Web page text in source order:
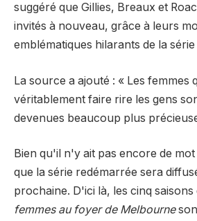
suggéré que Gillies, Breaux et
invités à nouveau, grâce à leurs
emblématiques hilarants de la
La source a ajouté : « Les femmes
véritablement faire rire les gens
devenues beaucoup plus
Bien qu'il n'y ait pas encore de
que la série redémarrée sera
prochaine. D'ici là, les cinq saisons
femmes au foyer de Melbourne